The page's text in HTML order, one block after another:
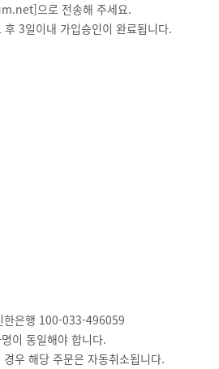
으로 전송해 주세요.
3일이내 가입승인이 완료됩니다.
한은행 100-033-496059
이 동일해야 합니다.
우 해당 주문은 자동취소됩니다.